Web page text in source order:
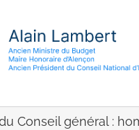
Conseil général :